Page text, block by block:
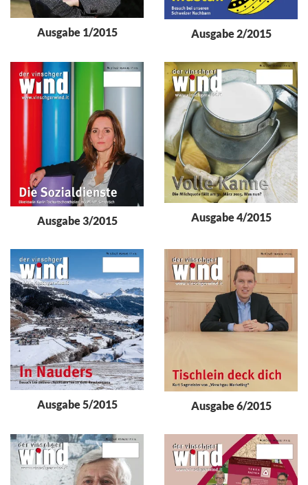
Ausgabe 1/2015 Ausgabe 2/2015
Ausgabe 3/2015 Ausgabe 4/2015
Ausgabe 5/2015 Ausgabe 6/2015